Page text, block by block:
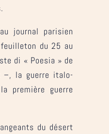
journal parisien
du 25 au
di « Poesia » de
–, la guerre italo-
première guerre
du désert